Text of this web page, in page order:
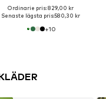
Ordinarie pris: 829,00 kr
Senaste lägsta pris:580,30 kr
+10